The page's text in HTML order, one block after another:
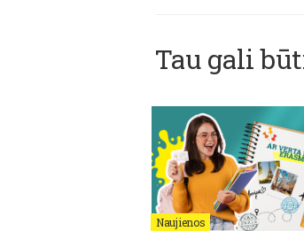
Tau gali
Naujienos